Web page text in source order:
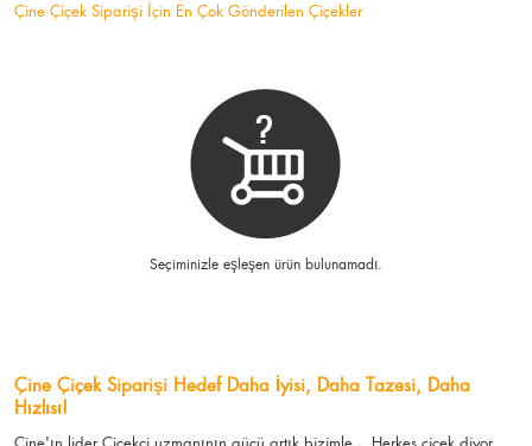
Çine Çiçek Siparişi İçin En Çok Gönderilen Çiçekler
Seçiminizle eşleşen ürün bulunamadı.
Çine Çiçek Siparişi Hedef Daha İyisi, Daha Tazesi, Daha
Hızlısı!